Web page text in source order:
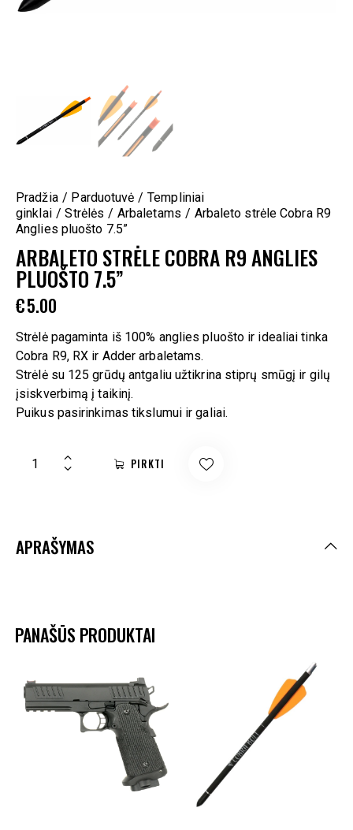
Pradžia Parduotuvė
Templiniai
ginklai
Strėlės Arbaletams
Arbaleto strėle Cobra R9
Anglies pluošto 7.5”
ARBALETO STRĖLE COBRA R9 ANGLIES
PLUOŠTO 7.5”
€5.00
Strėlė pagaminta iš 100% anglies pluošto ir idealiai tinka
Cobra R9, RX ir Adder arbaletams.
Strėlė su 125 grūdų antgaliu užtikrina stiprų smūgį ir gilų
įsiskverbimą į taikinį.
Puikus pasirinkimas tikslumui ir galiai.
PIRKTI
APRAŠYMAS
PANAŠŪS PRODUKTAI